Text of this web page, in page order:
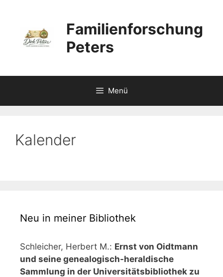
springen
Familienforschung
Peters
Menü
Kalender
Neu in meiner Bibliothek
Schleicher, Herbert M.: Ernst von Oidtmann
und seine genealogisch-heraldische
Sammlung in der Universitätsbibliothek zu